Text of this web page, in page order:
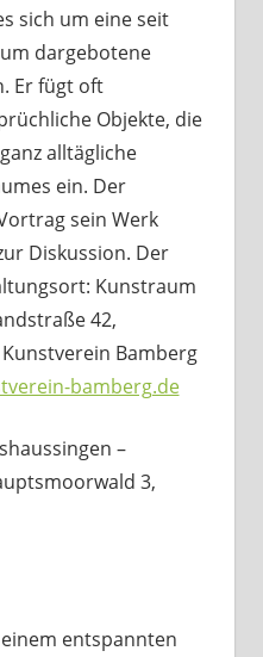
sich um eine seit
dargebotene
Er fügt oft
Objekte, die
alltägliche
ein. Der
sein Werk
Diskussion. Der
Kunstraum
42,
Bamberg
bamberg.de
–
3,
entspannten